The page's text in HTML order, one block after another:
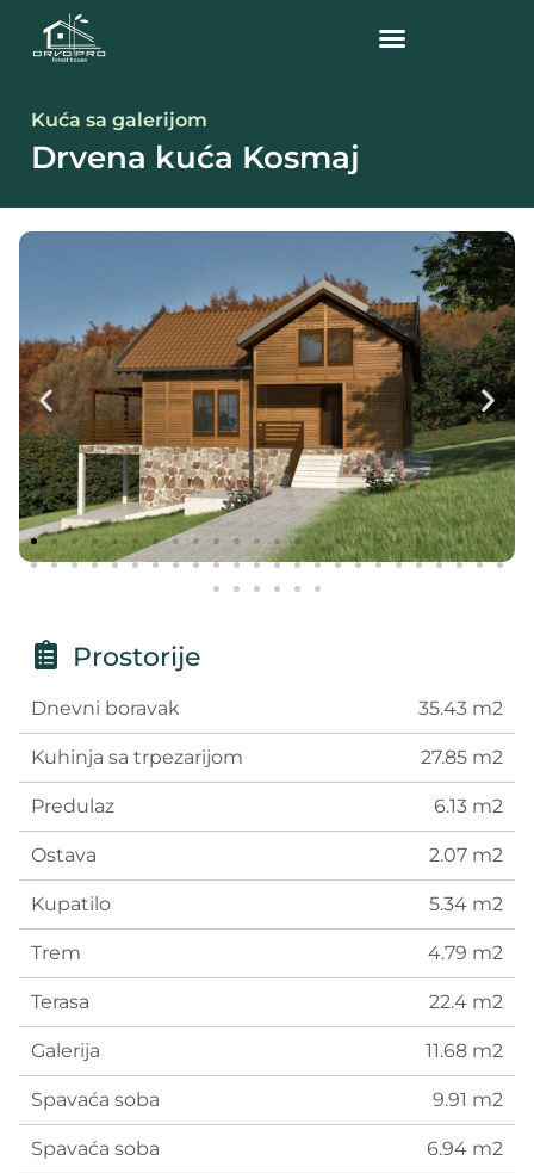
Kuća sa galerijom
Drvena kuća Kosmaj
Prostorije
Dnevni boravak 35.43 m2
Kuhinja sa trpezarijom 27.85 m2
Predulaz 6.13 m2
Ostava 2.07 m2
Kupatilo 5.34 m2
Trem 4.79 m2
Terasa 22.4 m2
Galerija 11.68 m2
Spavaća soba 9.91 m2
Spavaća soba 6.94 m2